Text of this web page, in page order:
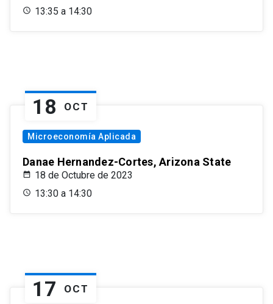
13:35 a 14:30
18 OCT
Microeconomía Aplicada
Danae Hernandez-Cortes, Arizona State
18 de Octubre de 2023
13:30 a 14:30
17 OCT